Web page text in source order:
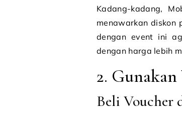
Kadang-kadang,
menawarkan diskon
dengan event ini
dengan harga lebih
2.
Beli Voucher